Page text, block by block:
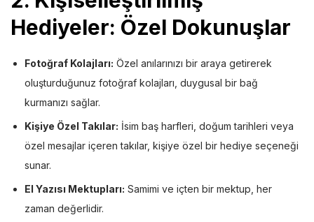
Hediyeler: Özel Dokunuşlar
Fotoğraf Kolajları: Özel anılarınızı bir araya getirerek
oluşturduğunuz fotoğraf kolajları, duygusal bir bağ
kurmanızı sağlar.
Kişiye Özel Takılar: İsim baş harfleri, doğum tarihleri veya
özel mesajlar içeren takılar, kişiye özel bir hediye seçeneği
sunar.
El Yazısı Mektupları: Samimi ve içten bir mektup, her
zaman değerlidir.